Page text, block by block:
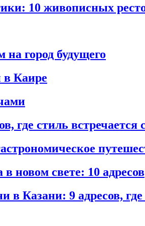
10 живописных
город будущего
Каире
где стиль
новом свете: 10 адресов
в Казани: 9 адресов,